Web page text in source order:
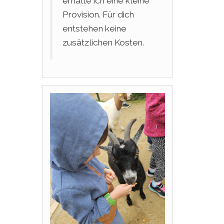
Provision. Für dich
entstehen keine
zusätzlichen Kosten.